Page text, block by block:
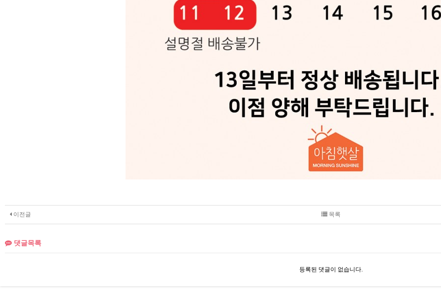
이전글 목록
댓글목록
등록된 댓글이 없습니다.